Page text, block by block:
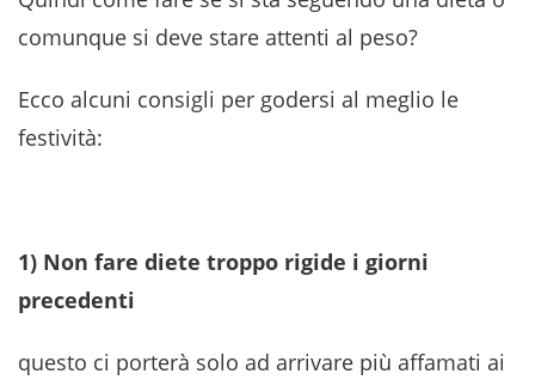
comunque si deve stare attenti al peso?
Ecco alcuni consigli per godersi al meglio le
festività:
1) Non fare diete troppo rigide i giorni
precedenti
questo ci porterà solo ad arrivare più affamati ai